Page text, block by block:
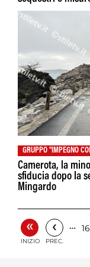
GRUPPO "IMPEGNO
Camerota, la
sfiducia dopo la
Mingardo
«
INIZIO
‹
PREC.
…